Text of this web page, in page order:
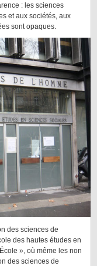
: les sciences
et aux sociétés, aux
sont opaques.
des sciences de
des hautes études en
», où même les non
des sciences de